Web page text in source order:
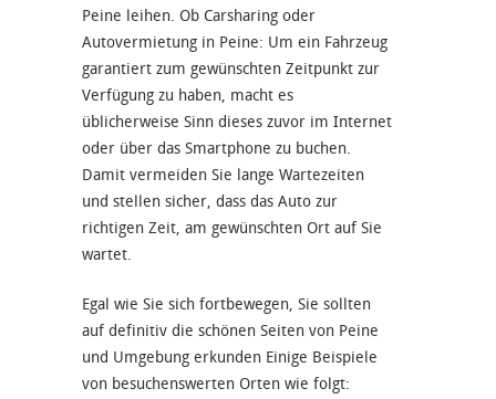
Peine leihen. Ob Carsharing oder
Autovermietung in Peine: Um ein Fahrzeug
garantiert zum gewünschten Zeitpunkt zur
Verfügung zu haben, macht es
üblicherweise Sinn dieses zuvor im Internet
oder über das Smartphone zu buchen.
Damit vermeiden Sie lange Wartezeiten
und stellen sicher, dass das Auto zur
richtigen Zeit, am gewünschten Ort auf Sie
wartet.
Egal wie Sie sich fortbewegen, Sie sollten
auf definitiv die schönen Seiten von Peine
und Umgebung erkunden Einige Beispiele
von besuchenswerten Orten wie folgt: